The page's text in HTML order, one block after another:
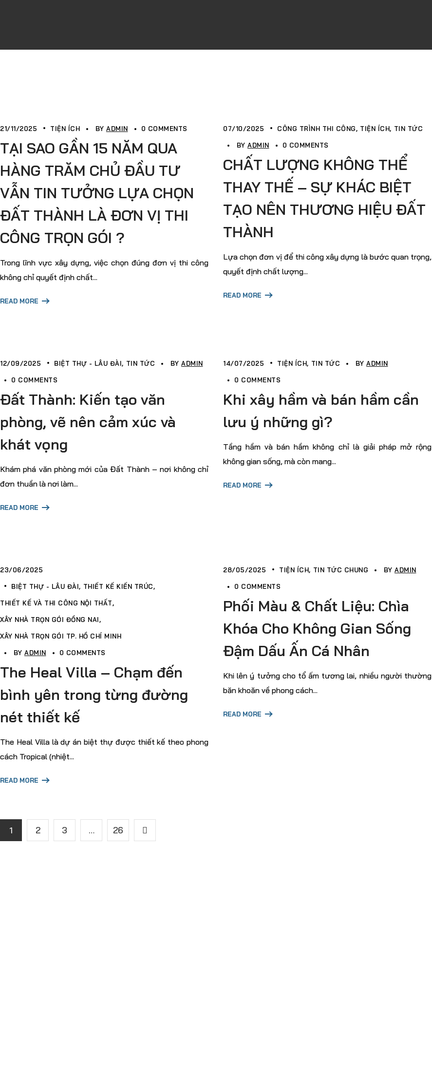
21/11/2025 TIỆN ÍCH BY ADMIN 0 COMMENTS
TẠI SAO GẦN 15 NĂM QUA
HÀNG TRĂM CHỦ ĐẦU TƯ
VẪN TIN TƯỞNG LỰA CHỌN
ĐẤT THÀNH LÀ ĐƠN VỊ THI
CÔNG TRỌN GÓI ?
Trong lĩnh vực xây dựng, việc chọn đúng đơn vị thi công
không chỉ quyết định chất...
READ MORE
07/10/2025 CÔNG TRÌNH THI CÔNG TIỆN ÍCH TIN TỨC
BY ADMIN 0 COMMENTS
CHẤT LƯỢNG KHÔNG THỂ
THAY THẾ – SỰ KHÁC BIỆT
TẠO NÊN THƯƠNG HIỆU ĐẤT
THÀNH
Lựa chọn đơn vị để thi công xây dựng là bước quan trọng,
quyết định chất lượng...
READ MORE
12/09/2025 BIỆT THỰ - LÂU ĐÀI TIN TỨC BY ADMIN
0 COMMENTS
Đất Thành: Kiến tạo văn
phòng, vẽ nên cảm xúc và
khát vọng
Khám phá văn phòng mới của Đất Thành – nơi không chỉ
đơn thuần là nơi làm...
READ MORE
14/07/2025 TIỆN ÍCH TIN TỨC BY ADMIN
0 COMMENTS
Khi xây hầm và bán hầm cần
lưu ý những gì?
Tầng hầm và bán hầm không chỉ là giải pháp mở rộng
không gian sống, mà còn mang...
READ MORE
23/06/2025
BIỆT THỰ - LÂU ĐÀI THIẾT KẾ KIẾN TRÚC
THIẾT KẾ VÀ THI CÔNG NỘI THẤT
XÂY NHÀ TRỌN GÓI ĐỒNG NAI
XÂY NHÀ TRỌN GÓI TP. HỒ CHÍ MINH
BY ADMIN 0 COMMENTS
The Heal Villa – Chạm đến
bình yên trong từng đường
nét thiết kế
The Heal Villa là dự án biệt thự được thiết kế theo phong
cách Tropical (nhiệt...
READ MORE
28/05/2025 TIỆN ÍCH TIN TỨC CHUNG BY ADMIN
0 COMMENTS
Phối Màu & Chất Liệu: Chìa
Khóa Cho Không Gian Sống
Đậm Dấu Ấn Cá Nhân
Khi lên ý tưởng cho tổ ấm tương lai, nhiều người thường
băn khoăn về phong cách...
READ MORE
1 2 3 … 26